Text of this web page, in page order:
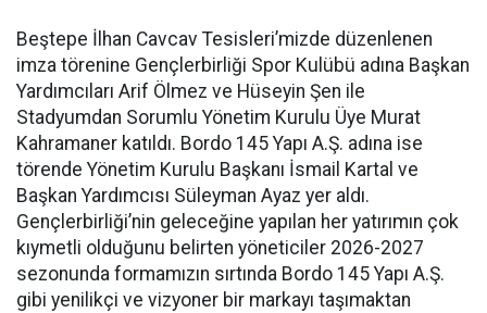
Beştepe İlhan Cavcav Tesisleri’mizde düzenlenen
imza törenine Gençlerbirliği Spor Kulübü adına Başkan
Yardımcıları Arif Ölmez ve Hüseyin Şen ile
Stadyumdan Sorumlu Yönetim Kurulu Üye Murat
Kahramaner katıldı. Bordo 145 Yapı A.Ş. adına ise
törende Yönetim Kurulu Başkanı İsmail Kartal ve
Başkan Yardımcısı Süleyman Ayaz yer aldı.
Gençlerbirliği’nin geleceğine yapılan her yatırımın çok
kıymetli olduğunu belirten yöneticiler 2026-2027
sezonunda formamızın sırtında Bordo 145 Yapı A.Ş.
gibi yenilikçi ve vizyoner bir markayı taşımaktan